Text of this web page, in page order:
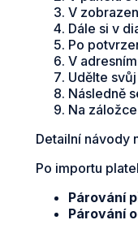
V
Dále si v
Po
V
Udělte
Následně
Na záložce
Detailní návody
Po importu
Párování
Párování